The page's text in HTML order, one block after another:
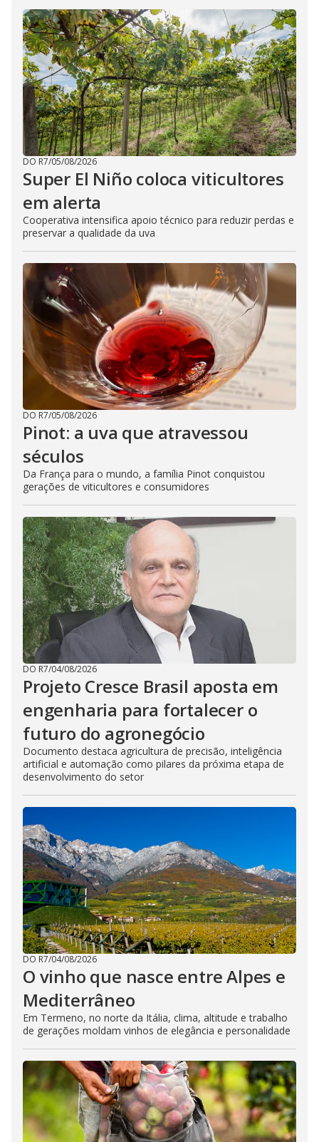
DO R7/05/08/2026
Super El Niño coloca viticultores
em alerta
Cooperativa intensifica apoio técnico para reduzir perdas e
preservar a qualidade da uva
DO R7/05/08/2026
Pinot: a uva que atravessou
séculos
Da França para o mundo, a família Pinot conquistou
gerações de viticultores e consumidores
DO R7/04/08/2026
Projeto Cresce Brasil aposta em
engenharia para fortalecer o
futuro do agronegócio
Documento destaca agricultura de precisão, inteligência
artificial e automação como pilares da próxima etapa de
desenvolvimento do setor
DO R7/04/08/2026
O vinho que nasce entre Alpes e
Mediterrâneo
Em Termeno, no norte da Itália, clima, altitude e trabalho
de gerações moldam vinhos de elegância e personalidade